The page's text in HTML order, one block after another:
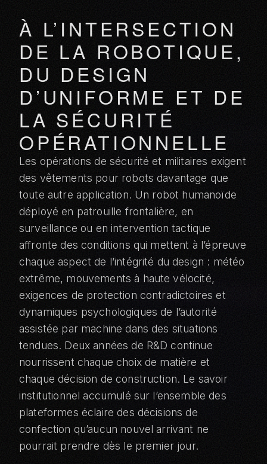
À L’INTERSECTION
DE LA ROBOTIQUE,
DU DESIGN
D’UNIFORME ET DE
LA SÉCURITÉ
OPÉRATIONNELLE
Les opérations de sécurité et militaires exigent
des vêtements pour robots davantage que
toute autre application. Un robot humanoïde
déployé en patrouille frontalière, en
surveillance ou en intervention tactique
affronte des conditions qui mettent à l’épreuve
chaque aspect de l’intégrité du design : météo
extrême, mouvements à haute vélocité,
exigences de protection contradictoires et
dynamiques psychologiques de l’autorité
assistée par machine dans des situations
tendues. Deux années de R&D continue
nourrissent chaque choix de matière et
chaque décision de construction. Le savoir
institutionnel accumulé sur l’ensemble des
plateformes éclaire des décisions de
confection qu’aucun nouvel arrivant ne
pourrait prendre dès le premier jour.